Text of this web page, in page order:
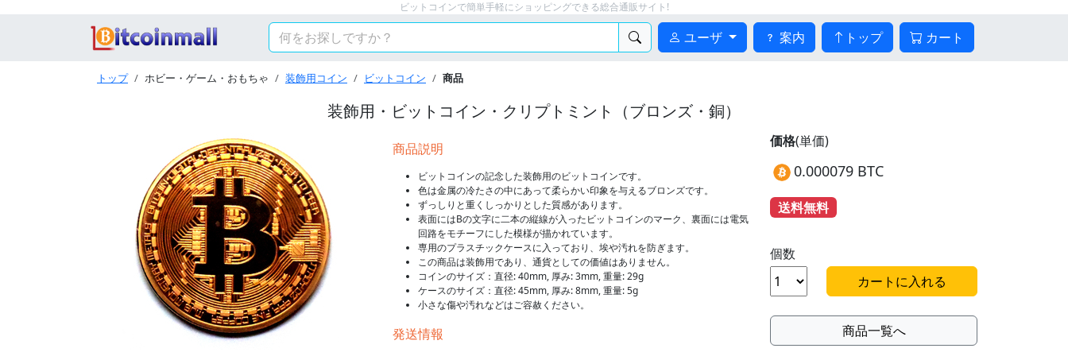
ビットコインで簡単手軽にショッピングできる総合通販サイト!
ユーザ 案内 トップ カート
トップ ホビー・ゲーム・おもちゃ 装飾用コイン ビットコイン 商品
装飾用・ビットコイン・クリプトミント（ブロンズ・銅）
商品説明
ビットコインの記念した装飾用のビットコインです。
色は金属の冷たさの中にあって柔らかい印象を与えるブロンズです。
ずっしりと重くしっかりとした質感があります。
表面にはBの文字に二本の縦線が入ったビットコインのマーク、裏面には電気
回路をモチーフにした模様が描かれています。
専用のプラスチックケースに入っており、埃や汚れを防ぎます。
この商品は装飾用であり、通貨としての価値はありません。
コインのサイズ：直径: 40mm, 厚み: 3mm, 重量: 29g
ケースのサイズ：直径: 45mm, 厚み: 8mm, 重量: 5g
小さな傷や汚れなどはご容赦ください。
発送情報
価格(単価)
0.000079 BTC
送料無料
個数
商品一覧へ